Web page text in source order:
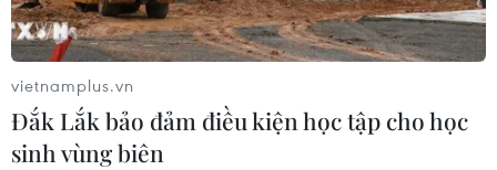
Cần Thơ thúc đẩy hợp tác du lịch với
đối tác Hàn Quốc
07/08/2026 12:46
vietnamplus.vn
Đắk Lắk bảo đảm điều kiện học tập cho học
sinh vùng biên